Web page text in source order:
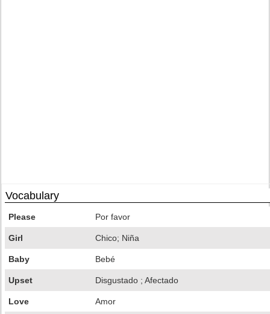
Vocabulary
Please Por favor
Girl Chico; Niña
Baby Bebé
Upset Disgustado ; Afectado
Love Amor